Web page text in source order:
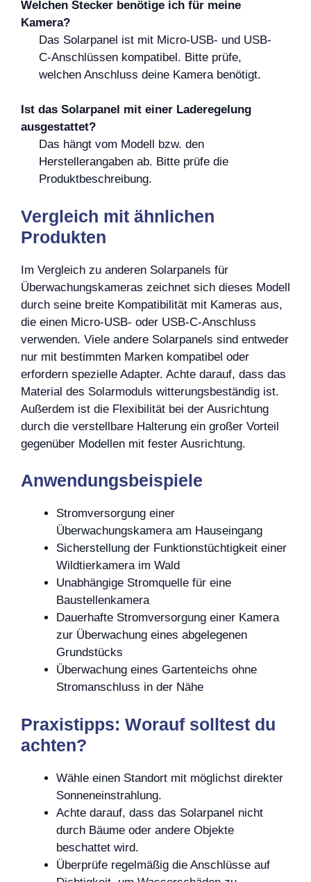
Welchen Stecker benötige ich für meine
Kamera?
Das Solarpanel ist mit Micro-USB- und USB-
C-Anschlüssen kompatibel. Bitte prüfe,
welchen Anschluss deine Kamera benötigt.
Ist das Solarpanel mit einer Laderegelung
ausgestattet?
Das hängt vom Modell bzw. den
Herstellerangaben ab. Bitte prüfe die
Produktbeschreibung.
Vergleich mit ähnlichen
Produkten
Im Vergleich zu anderen Solarpanels für
Überwachungskameras zeichnet sich dieses Modell
durch seine breite Kompatibilität mit Kameras aus,
die einen Micro-USB- oder USB-C-Anschluss
verwenden. Viele andere Solarpanels sind entweder
nur mit bestimmten Marken kompatibel oder
erfordern spezielle Adapter. Achte darauf, dass das
Material des Solarmoduls witterungsbeständig ist.
Außerdem ist die Flexibilität bei der Ausrichtung
durch die verstellbare Halterung ein großer Vorteil
gegenüber Modellen mit fester Ausrichtung.
Anwendungsbeispiele
Stromversorgung einer
Überwachungskamera am Hauseingang
Sicherstellung der Funktionstüchtigkeit einer
Wildtierkamera im Wald
Unabhängige Stromquelle für eine
Baustellenkamera
Dauerhafte Stromversorgung einer Kamera
zur Überwachung eines abgelegenen
Grundstücks
Überwachung eines Gartenteichs ohne
Stromanschluss in der Nähe
Praxistipps: Worauf solltest du
achten?
Wähle einen Standort mit möglichst direkter
Sonneneinstrahlung.
Achte darauf, dass das Solarpanel nicht
durch Bäume oder andere Objekte
beschattet wird.
Überprüfe regelmäßig die Anschlüsse auf